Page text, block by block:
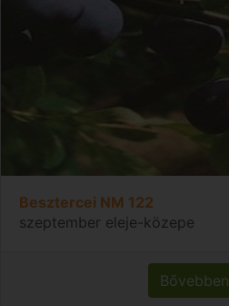
Besztercei NM 122
szeptember eleje-közepe
Bővebben